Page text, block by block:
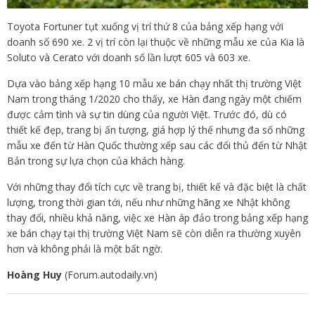
Toyota Fortuner tụt xuống vị trí thứ 8 của bảng xếp hạng với
doanh số 690 xe. 2 vị trí còn lại thuộc về những mẫu xe của Kia là
Soluto và Cerato với doanh số lần lượt 605 và 603 xe.
Dựa vào bảng xếp hạng 10 mẫu xe bán chạy nhất thị trường Việt
Nam trong tháng 1/2020 cho thấy, xe Hàn đang ngày một chiếm
được cảm tình và sự tin dùng của người Việt. Trước đó, dù có
thiết kế đẹp, trang bị ấn tượng, giá hợp lý thế nhưng đa số những
mẫu xe đến từ Hàn Quốc thường xếp sau các đối thủ đến từ Nhật
Bản trong sự lựa chọn của khách hàng.
Với những thay đổi tích cực về trang bị, thiết kế và đặc biệt là chất
lượng, trong thời gian tới, nếu như những hãng xe Nhật không
thay đổi, nhiều khả năng, việc xe Hàn áp đảo trong bảng xếp hạng
xe bán chạy tại thị trường Việt Nam sẽ còn diễn ra thường xuyên
hơn và không phải là một bất ngờ.
Hoàng Huy (Forum.autodaily.vn)